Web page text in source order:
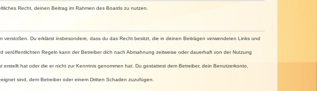
Recht, deinen Beitrag im Rahmen des Boards zu nutzen.
Du erklärst insbesondere, dass du das Recht besitzt, die in deinen Beiträgen verwendeten Links und
Regeln kann der Betreiber dich nach Abmahnung zeitweise oder dauerhaft von der Nutzung
hat oder die er nicht zur Kenntnis genommen hat. Du gestattest dem Betreiber, dein Benutzerkonto,
sind, dem Betreiber oder einem Dritten Schaden zuzufügen.